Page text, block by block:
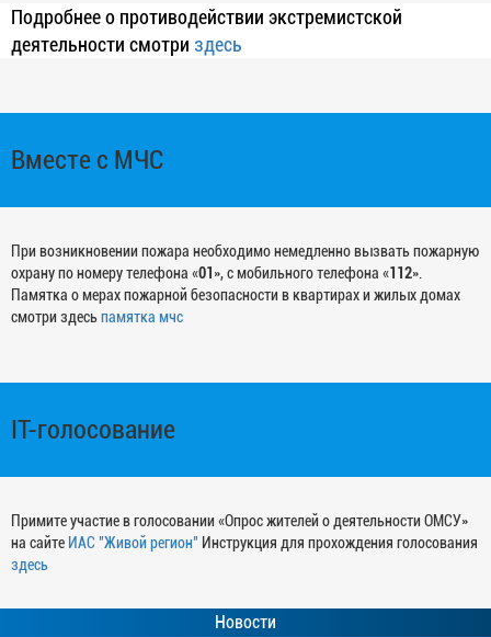
Подробнее о противодействии экстремистской
деятельности смотри здесь
Вместе с МЧС
При возникновении пожара необходимо немедленно вызвать пожарную
охрану по номеру телефона «01 », с мобильного телефона «112».
Памятка о мерах пожарной безопасности в квартирах и жилых домах
смотри здесьпамятка мчс
IT-голосование
Примите участие в голосовании «Опрос жителей о деятельности ОМСУ»
на сайте ИАС "Живой регион" Инструкция для прохождения голосования
здесь
Новости